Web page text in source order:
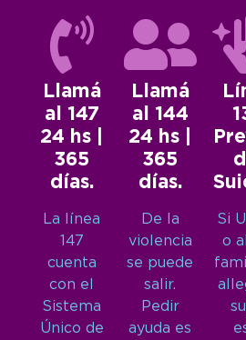
Llamá
al 147
24 hs |
365
días.
La línea
147
cuenta
con el
Sistema
Único de
Llamá
al 144
24 hs |
365
días.
De la
violencia
se puede
salir.
Pedir
ayuda es
Si
o